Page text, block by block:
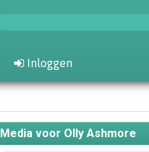
Inloggen
Media voor Olly Ashmore